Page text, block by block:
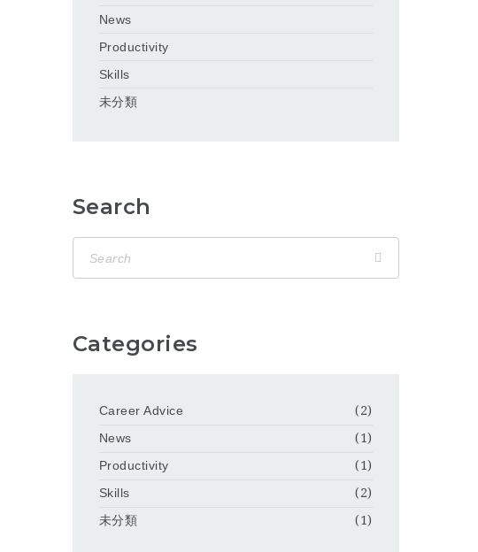
News
Productivity
Skills
未分類
Search
Categories
Career Advice
(2)
News
(1)
Productivity
(1)
Skills
(2)
未分類
(1)